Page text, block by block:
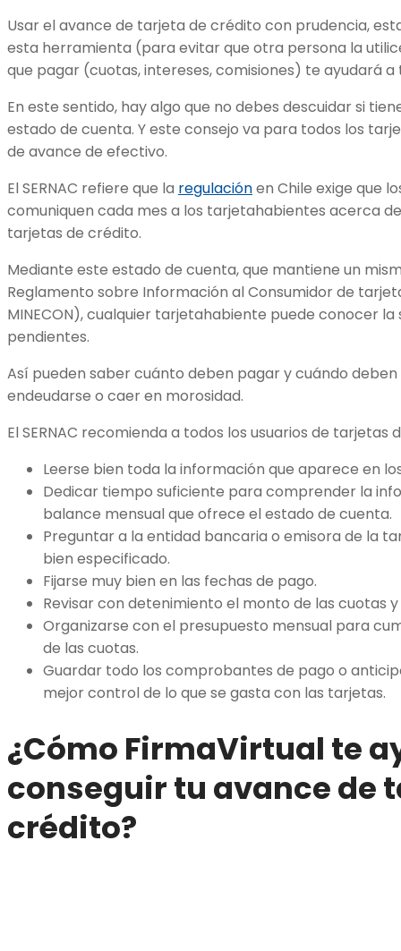
Usar el avance de tarjeta de crédito con prudencia,
esta herramienta (para evitar que otra persona la
que pagar (cuotas, intereses, comisiones) te ayudará
En este sentido, hay algo que no debes descuidar si
estado de cuenta. Y este consejo va para todos los
de avance de efectivo.
El SERNAC refiere que la regulaciónen Chile exige que
comuniquen cada mes a los tarjetahabientes acerca
tarjetas de crédito.
Mediante este estado de cuenta, que mantiene un
Reglamento sobre Información al Consumidor de
MINECON), cualquier tarjetahabiente puede conocer la
pendientes.
Así pueden saber cuánto deben pagar y cuándo
endeudarse o caer en morosidad.
El SERNAC recomienda a todos los usuarios de tarjetas
Leerse bien toda la información que aparece en
Dedicar tiempo suficiente para comprender la
balance mensual que ofrece el estado de cuenta.
Preguntar a la entidad bancaria o emisora de la
bien especificado.
Fijarse muy bien en las fechas de pago.
Revisar con detenimiento el monto de las cuotas
Organizarse con el presupuesto mensual para
de las cuotas.
Guardar todo los comprobantes de pago o
mejor control de lo que se gasta con las tarjetas.
¿Cómo FirmaVirtual te
conseguir tu avance de
crédito?